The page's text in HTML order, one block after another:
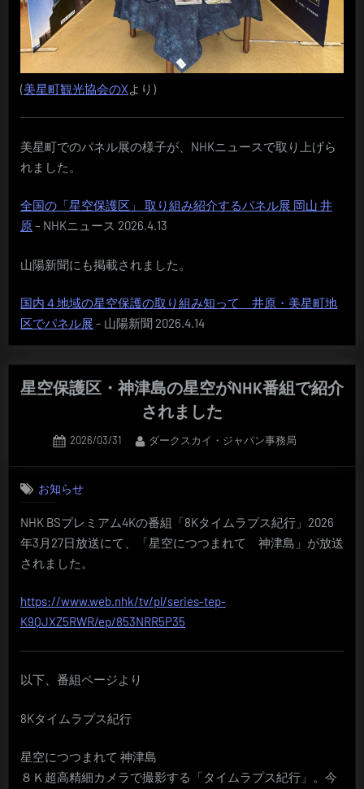
(美星町観光協会のXより)
美星町でのパネル展の様子が、NHKニュースで取り上げら
れました。
全国の「星空保護区」 取り組み紹介するパネル展 岡山 井
原– NHKニュース 2026.4.13
山陽新聞にも掲載されました。
国内４地域の星空保護の取り組み知って 井原・美星町地
区でパネル展 – 山陽新聞 2026.4.14
星空保護区・神津島の星空がNHK番組で紹介
されました
Posted
2026/03/31 By
ダークスカイ・ジャパン事務局
お知らせ
NHK BSプレミアム4Kの番組「8Kタイムラプス紀行」2026
年3月27日放送にて、「星空につつまれて 神津島」が放送
されました。
https://www.web.nhk/tv/pl/series-tep-
K9QJXZ5RWR/ep/853NRR5P35
以下、番組ページより
8Kタイムラプス紀行
星空につつまれて 神津島
８Ｋ超高精細カメラで撮影する「タイムラプス紀行」。今